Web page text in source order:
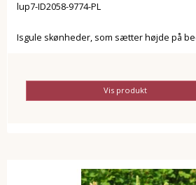
lup7-ID2058-9774-PL
Isgule skønheder, som sætter højde på
Vis produkt